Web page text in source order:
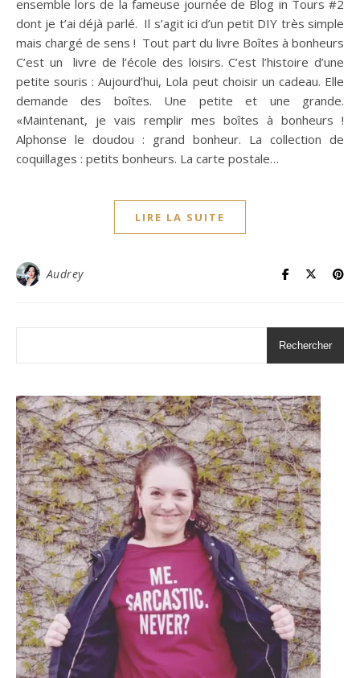
ensemble lors de la fameuse journée de Blog in Tours #2
dont je t’ai déjà parlé. Il s’agit ici d’un petit DIY très simple
mais chargé de sens ! Tout part du livre Boîtes à bonheurs
C’est un livre de l’école des loisirs. C’est l’histoire d’une
petite souris : Aujourd’hui, Lola peut choisir un cadeau. Elle
demande des boîtes. Une petite et une grande.
«Maintenant, je vais remplir mes boîtes à bonheurs !
Alphonse le doudou : grand bonheur. La collection de
coquillages : petits bonheurs. La carte postale…
LIRE LA SUITE
Audrey
Rechercher